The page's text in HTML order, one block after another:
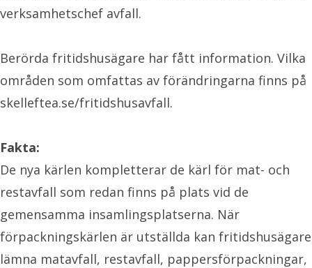
verksamhetschef avfall.
Berörda fritidshusägare har fått information. Vilka
områden som omfattas av förändringarna finns på
skelleftea.se/fritidshusavfall.
Fakta:
De nya kärlen kompletterar de kärl för mat- och
restavfall som redan finns på plats vid de
gemensamma insamlingsplatserna. När
förpackningskärlen är utställda kan fritidshusägare
lämna matavfall, restavfall, pappersförpackningar,